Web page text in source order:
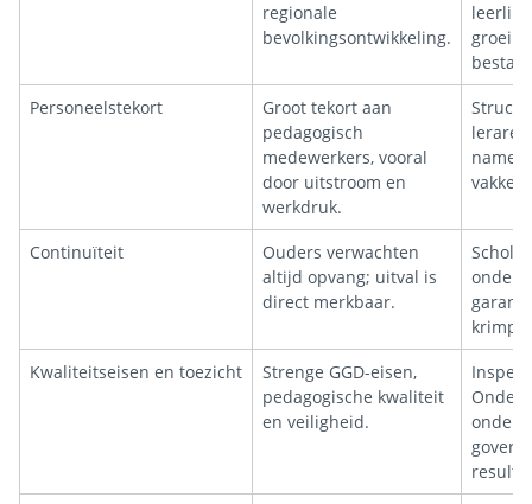
regionale
bevolkingsontwikkeling.
groei
Personeelstekort
Groot tekort aan
pedagogisch
medewerkers, vooral
door uitstroom en
werkdruk.
name
vakken
Continuïteit
Ouders verwachten
altijd opvang; uitval is
direct merkbaar.
krimp.
Kwaliteitseisen en toezicht
Strenge GGD-eisen,
pedagogische kwaliteit
en veiligheid.